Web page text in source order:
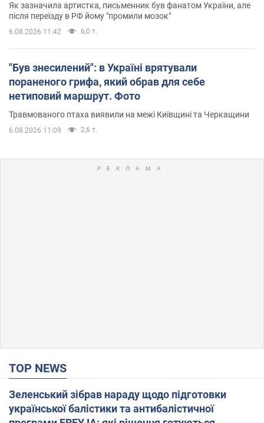
Як зазначила артистка, письменник був фанатом України, але
після переїзду в РФ йому "промили мозок"
6.08.2026 11:42 6,0 т.
"Був знесилений": в Україні врятували
пораненого грифа, який обрав для себе
нетиповий маршрут. Фото
Травмованого птаха виявили на межі Київщині та Черкащини
6.08.2026 11:09 2,6 т.
TOP NEWS
Зеленський зібрав нараду щодо підготовки
української балістики та антибалістичної